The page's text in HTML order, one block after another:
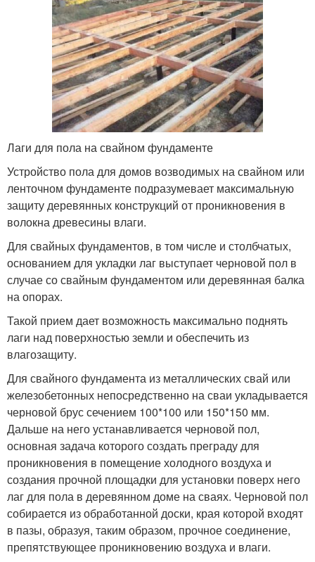
Лаги для пола на свайном фундаменте
Устройство пола для домов возводимых на свайном или
ленточном фундаменте подразумевает максимальную
защиту деревянных конструкций от проникновения в
волокна древесины влаги.
Для свайных фундаментов, в том числе и столбчатых,
основанием для укладки лаг выступает черновой пол в
случае со свайным фундаментом или деревянная балка
на опорах.
Такой прием дает возможность максимально поднять
лаги над поверхностью земли и обеспечить из
влагозащиту.
Для свайного фундамента из металлических свай или
железобетонных непосредственно на сваи укладывается
черновой брус сечением 100*100 или 150*150 мм.
Дальше на него устанавливается черновой пол,
основная задача которого создать преграду для
проникновения в помещение холодного воздуха и
создания прочной площадки для установки поверх него
лаг для пола в деревянном доме на сваях. Черновой пол
собирается из обработанной доски, края которой входят
в пазы, образуя, таким образом, прочное соединение,
препятствующее проникновению воздуха и влаги.